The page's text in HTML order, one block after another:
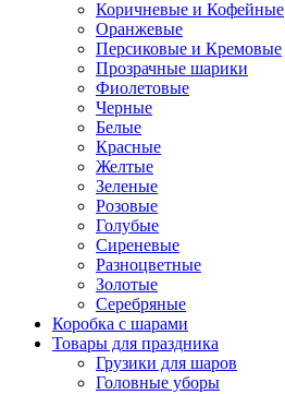
Коричневые и Кофейные
Оранжевые
Персиковые и Кремовые
Прозрачные шарики
Фиолетовые
Черные
Белые
Красные
Желтые
Зеленые
Розовые
Голубые
Сиреневые
Разноцветные
Золотые
Серебряные
Коробка с шарами
Товары для праздника
Грузики для шаров
Головные уборы